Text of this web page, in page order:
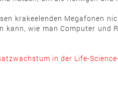
krakeelenden Megafonen
kann, wie man Computer
in der Life-